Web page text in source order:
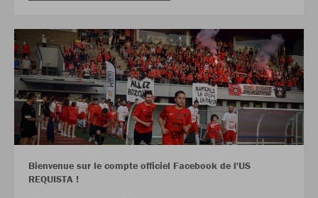
Bienvenue sur le compte officiel Facebook de l'US
REQUISTA !